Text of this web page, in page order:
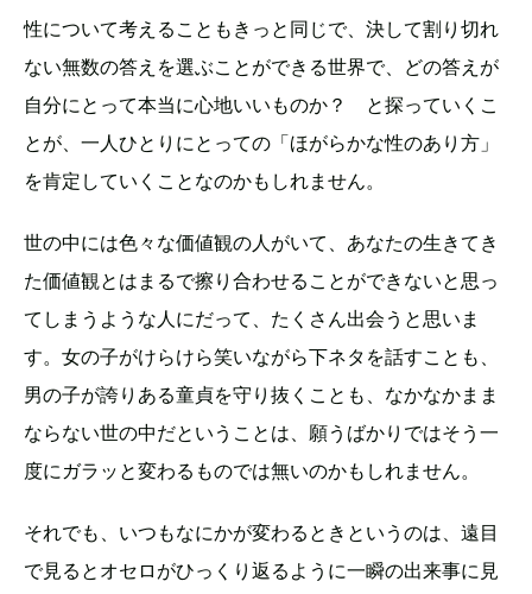
性について考えることもきっと同じで、決して割り切れ
ない無数の答えを選ぶことができる世界で、どの答えが
自分にとって本当に心地いいものか？ と探っていくこ
とが、一人ひとりにとっての「ほがらかな性のあり方」
を肯定していくことなのかもしれません。
世の中には色々な価値観の人がいて、あなたの生きてき
た価値観とはまるで擦り合わせることができないと思っ
てしまうような人にだって、たくさん出会うと思いま
す。女の子がけらけら笑いながら下ネタを話すことも、
男の子が誇りある童貞を守り抜くことも、なかなかまま
ならない世の中だということは、願うばかりではそう一
度にガラッと変わるものでは無いのかもしれません。
それでも、いつもなにかが変わるときというのは、遠目
で見るとオセロがひっくり返るように一瞬の出来事に見